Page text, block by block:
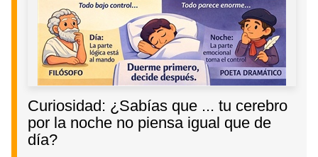
Curiosidad: ¿Sabías que ... tu cerebro
por la noche no piensa igual que de
día?